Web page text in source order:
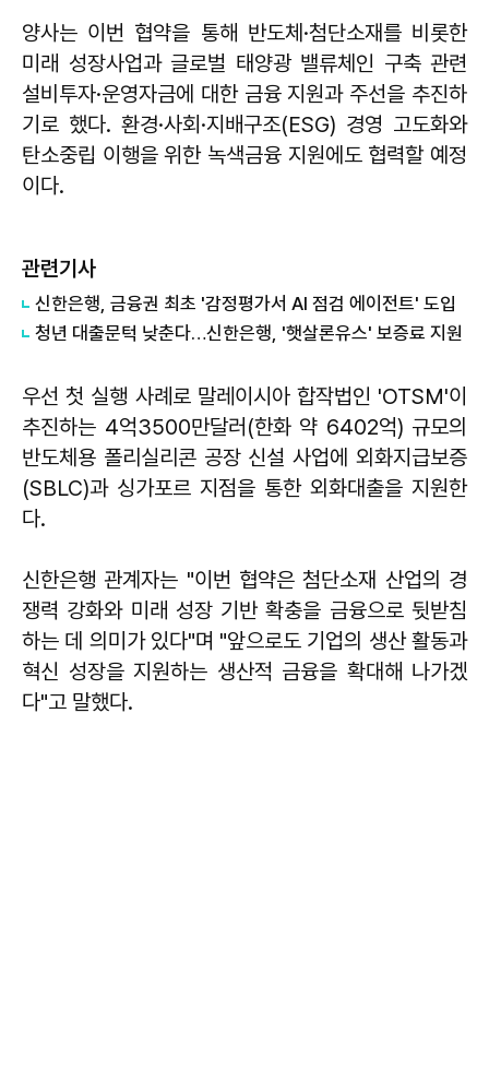
양사는 이번 협약을 통해 반도체·첨단소재를 비롯한
미래 성장사업과 글로벌 태양광 밸류체인 구축 관련
설비투자·운영자금에 대한 금융 지원과 주선을 추진하
기로 했다. 환경·사회·지배구조(ESG) 경영 고도화와
탄소중립 이행을 위한 녹색금융 지원에도 협력할 예정
이다.
관련기사
신한은행, 금융권 최초 '감정평가서 AI 점검 에이전트' 도입
청년 대출문턱 낮춘다…신한은행, '햇살론유스' 보증료 지원
우선 첫 실행 사례로 말레이시아 합작법인 'OTSM'이
추진하는 4억3500만달러(한화 약 6402억) 규모의
반도체용 폴리실리콘 공장 신설 사업에 외화지급보증
(SBLC)과 싱가포르 지점을 통한 외화대출을 지원한
다.
신한은행 관계자는 "이번 협약은 첨단소재 산업의 경
쟁력 강화와 미래 성장 기반 확충을 금융으로 뒷받침
하는 데 의미가 있다"며 "앞으로도 기업의 생산 활동과
혁신 성장을 지원하는 생산적 금융을 확대해 나가겠
다"고 말했다.